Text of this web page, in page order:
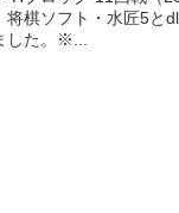
将棋ソフト・水匠5と
した。※...